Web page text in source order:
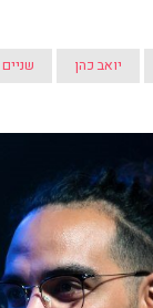
יואב כהן